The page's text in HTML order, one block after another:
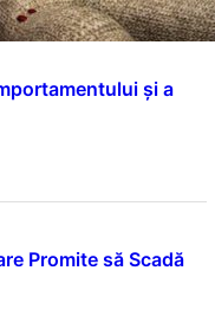
și a
Promite să Scadă